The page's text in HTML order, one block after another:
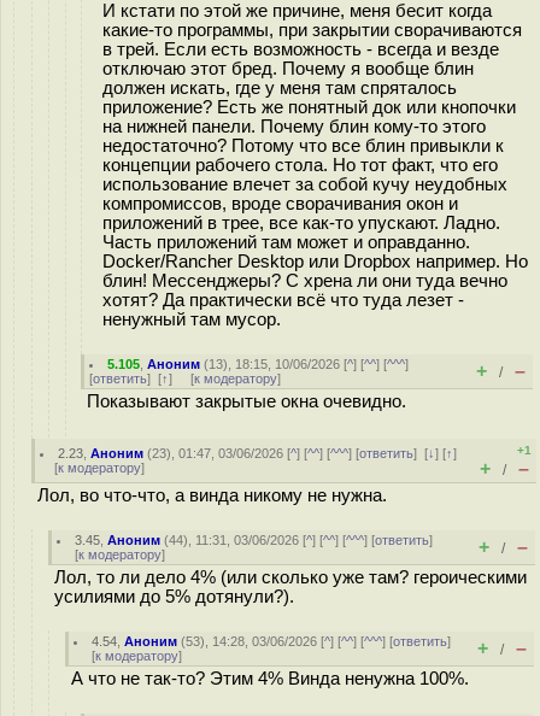
И кстати по этой же причине, меня бесит когда
какие-то программы, при закрытии сворачиваются
в трей. Если есть возможность - всегда и везде
отключаю этот бред. Почему я вообще блин
должен искать, где у меня там спряталось
приложение? Есть же понятный док или кнопочки
на нижней панели. Почему блин кому-то этого
недостаточно? Потому что все блин привыкли к
концепции рабочего стола. Но тот факт, что его
использование влечет за собой кучу неудобных
компромиссов, вроде сворачивания окон и
приложений в трее, все как-то упускают. Ладно.
Часть приложений там может и оправданно.
Docker/Rancher Desktop или Dropbox например. Но
блин! Мессенджеры? С хрена ли они туда вечно
хотят? Да практически всё что туда лезет -
ненужный там мусор.
5.105 ,Аноним (13), 18:15, 10/06/2026 [^] [^^] [^^^]
[ответить] [↑] [к модератору] + / –
Показывают закрытые окна очевидно.
2.23 ,Аноним (23), 01:47, 03/06/2026 [^] [^^] [^^^] [ответить][↓] [↑]
[к модератору]
+1
+ / –
Лол, во что-что, а винда никому не нужна.
3.45 ,Аноним (44), 11:31, 03/06/2026 [^] [^^] [^^^] [ответить]
[к модератору] + / –
Лол, то ли дело 4% (или сколько уже там? героическими
усилиями до 5% дотянули?).
4.54 ,Аноним (53), 14:28, 03/06/2026 [^] [^^] [^^^] [ответить]
[к модератору] + / –
А что не так-то? Этим 4% Винда ненужна 100%.